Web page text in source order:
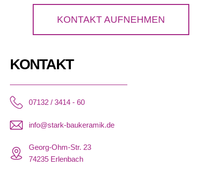
KONTAKT AUFNEHMEN
KONTAKT
07132 / 3414 - 60
info@stark-baukeramik.de
Georg-Ohm-Str. 23
74235 Erlenbach